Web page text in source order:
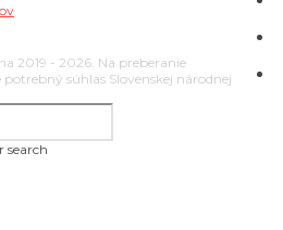
2019 - 2026. Na preberanie
súhlas Slovenskej národnej
search